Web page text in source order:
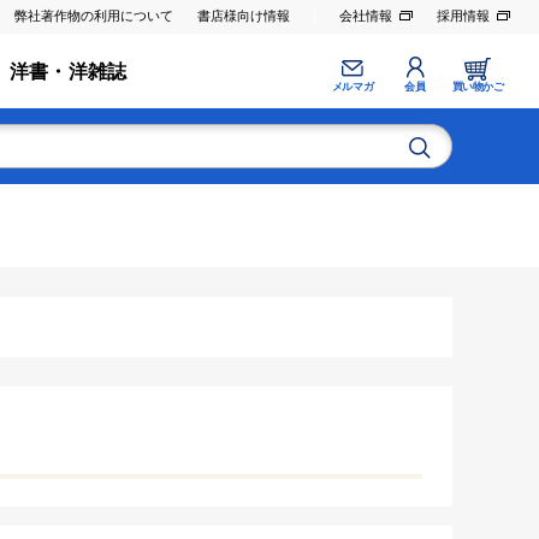
弊社著作物の利用について 書店様向け情報 会社情報 採用情報
洋書・洋雑誌
メルマガ 会員 買い物かご